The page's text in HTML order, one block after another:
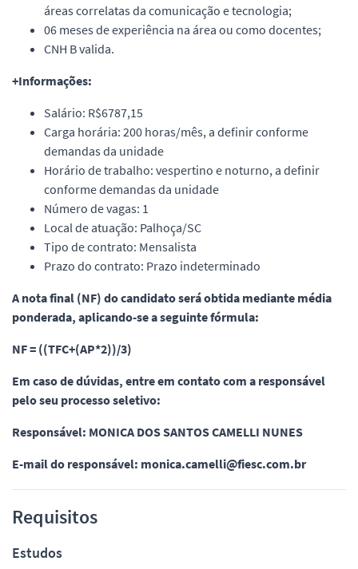
áreas correlatas da comunicação e tecnologia;
06 meses de experiência na área ou como docentes;
CNH B valida.
+Informações:
Salário: R$6787,15
Carga horária: 200 horas/mês, a definir conforme
demandas da unidade
Horário de trabalho: vespertino e noturno, a definir
conforme demandas da unidade
Número de vagas: 1
Local de atuação: Palhoça/SC
Tipo de contrato: Mensalista
Prazo do contrato: Prazo indeterminado
A nota final (NF) do candidato será obtida mediante média
ponderada, aplicando-se a seguinte fórmula:
NF = ((TFC+(AP*2))/3)
Em caso de dúvidas, entre em contato com a responsável
pelo seu processo seletivo:
Responsável: MONICA DOS SANTOS CAMELLI NUNES
E-mail do responsável: monica.camelli@fiesc.com.br
Requisitos
Estudos